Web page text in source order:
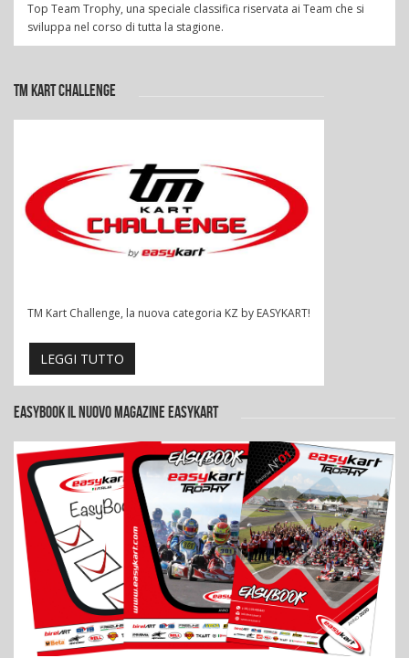
Top Team Trophy, una speciale classifica riservata ai Team che si
sviluppa nel corso di tutta la stagione.
TM KART CHALLENGE
TM Kart Challenge, la nuova categoria KZ by EASYKART!
LEGGI TUTTO
EASYBOOK IL NUOVO MAGAZINE EASYKART